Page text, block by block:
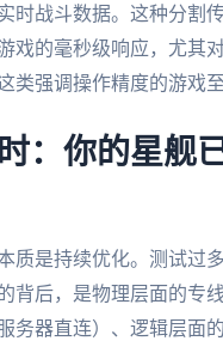
时战斗数据。这种分割
戏的毫秒级响应，尤其
类强调操作精度的游戏至
：你的星舰
质是持续优化。测试过
背后，是物理层面的专
务器直连）、逻辑层面